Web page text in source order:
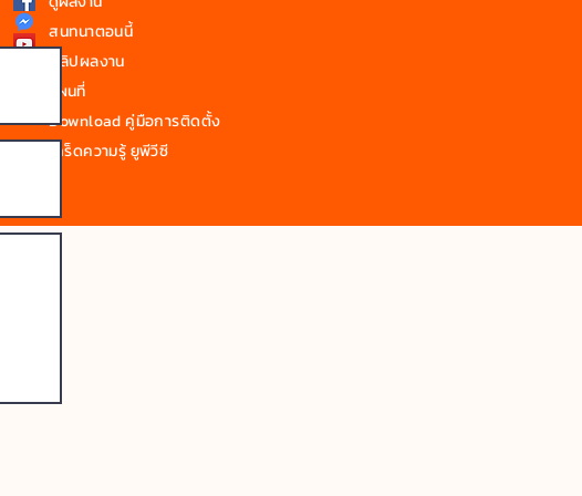
สนทนาตอนนี้
คลิปผลงาน
แผนที่
Download คู่มือการติดตั้ง
เกร็ดความรู้ ยูพีวีซี